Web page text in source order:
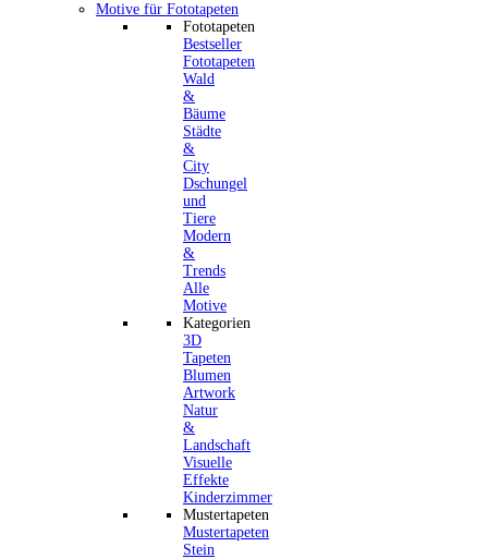
Motive für Fototapeten
Fototapeten
Bestseller
Fototapeten
Wald
&
Bäume
Städte
&
City
Dschungel
und
Tiere
Modern
&
Trends
Alle
Motive
Kategorien
3D
Tapeten
Blumen
Artwork
Natur
&
Landschaft
Visuelle
Effekte
Kinderzimmer
Mustertapeten
Mustertapeten
Stein